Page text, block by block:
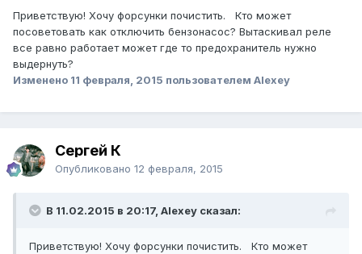
Приветствую! Хочу форсунки почистить. Кто может
посоветовать как отключить бензонасос? Вытаскивал реле
все равно работает может где то предохранитель нужно
выдернуть?
Изменено 11 февраля, 2015 пользователем Alexey
Сергей К
Опубликовано 12 февраля, 2015
В 11.02.2015 в 20:17, Alexey сказал:
Приветствую! Хочу форсунки почистить. Кто может